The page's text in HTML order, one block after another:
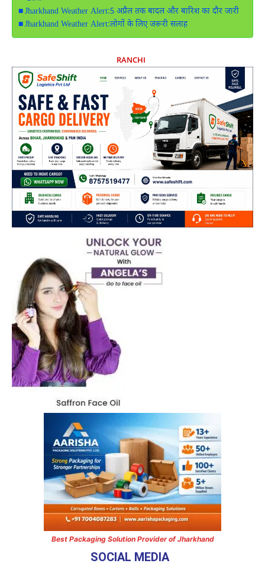
Jharkhand Weather Alert:5 अप्रैल तक बादल और बारिश का दौर जारी
Jharkhand Weather Alert:लोगों के लिए जरूरी सलाह
RANCHI
Best Packaging Solution Provider of Jharkhand
SOCIAL MEDIA